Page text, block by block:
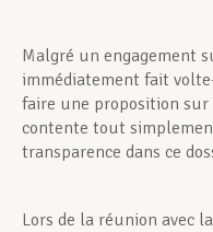
Malgré un engagement
immédiatement fait
faire une proposition
contente tout
transparence dans ce
Lors de la réunion avec